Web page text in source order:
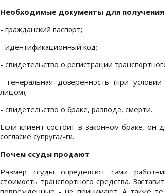
Необходимые документы для
- гражданский паспорт;
- идентификационный код;
- свидетельство о регистрации
- генеральная доверенность (при
лицом);
- свидетельство о браке, разводе, смерти.
Если клиент состоит в законном браке, он
согласие супруга/-ги.
Почем ссуды продают
Размер ссуды определяют сами
стоимость транспортного средства.
поврежденные - не принимают. А также